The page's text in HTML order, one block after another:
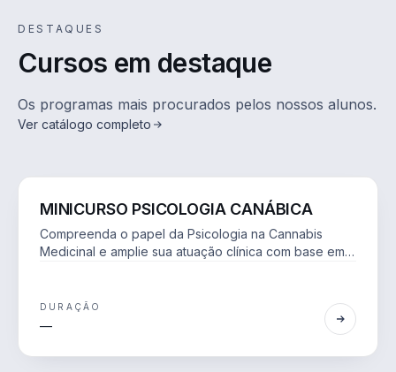
DESTAQUES
Cursos em destaque
Os programas mais procurados pelos nossos alunos.
Ver catálogo completo
MINICURSO PSICOLOGIA CANÁBICA
Compreenda o papel da Psicologia na Cannabis
Medicinal e amplie sua atuação clínica com base em
DURAÇÃO
—
ENGENHARIA